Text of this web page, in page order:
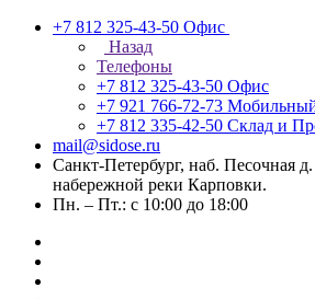
+7 812 325-43-50 Офис
Назад
Телефоны
+7 812 325-43-50 Офис
+7 921 766-72-73
+7 812 335-42-50 Склад и
mail@sidose.ru
Санкт-Петербург, наб. Песочная
набережной реки Карповки.
Пн. – Пт.: с 10:00 до 18:00